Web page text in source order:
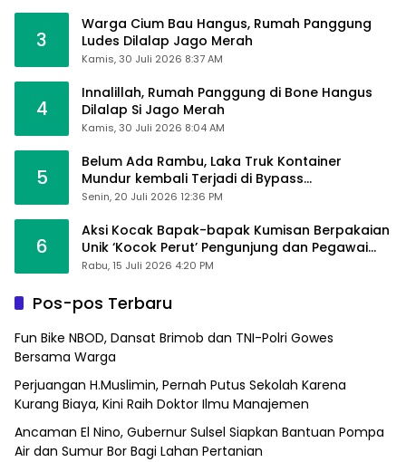
3
Warga Cium Bau Hangus, Rumah Panggung
Ludes Dilalap Jago Merah
Kamis, 30 Juli 2026 8:37 AM
4
Innalillah, Rumah Panggung di Bone Hangus
Dilalap Si Jago Merah
Kamis, 30 Juli 2026 8:04 AM
5
Belum Ada Rambu, Laka Truk Kontainer
Mundur kembali Terjadi di Bypass
Sumpallabbu
Senin, 20 Juli 2026 12:36 PM
6
Aksi Kocak Bapak-bapak Kumisan Berpakaian
Unik ‘Kocok Perut’ Pengunjung dan Pegawai
Alfamart, Ngaku Aktifkan Layar Sentuh Atm
Rabu, 15 Juli 2026 4:20 PM
Pos-pos Terbaru
Fun Bike NBOD, Dansat Brimob dan TNI-Polri Gowes
Bersama Warga
Perjuangan H.Muslimin, Pernah Putus Sekolah Karena
Kurang Biaya, Kini Raih Doktor Ilmu Manajemen
Ancaman El Nino, Gubernur Sulsel Siapkan Bantuan Pompa
Air dan Sumur Bor Bagi Lahan Pertanian